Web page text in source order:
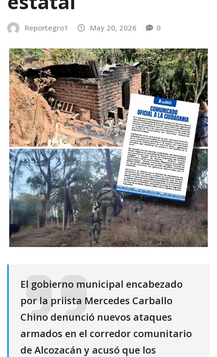
Reportegro1 May 20, 2026 0
El gobierno municipal encabezado
por la priista Mercedes Carballo
Chino denunció nuevos ataques
armados en el corredor comunitario
de Alcozacán y acusó que los